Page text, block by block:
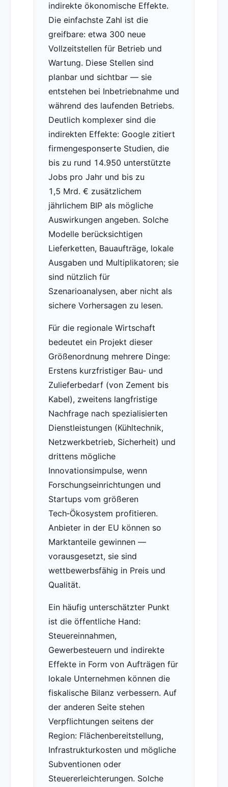
indirekte ökonomische Effekte.
Die einfachste Zahl ist die
greifbare: etwa 300 neue
Vollzeitstellen für Betrieb und
Wartung. Diese Stellen sind
planbar und sichtbar — sie
entstehen bei Inbetriebnahme und
während des laufenden Betriebs.
Deutlich komplexer sind die
indirekten Effekte: Google zitiert
firmengesponserte Studien, die
bis zu rund 14.950 unterstützte
Jobs pro Jahr und bis zu
1,5 Mrd. € zusätzlichem
jährlichem BIP als mögliche
Auswirkungen angeben. Solche
Modelle berücksichtigen
Lieferketten, Bauaufträge, lokale
Ausgaben und Multiplikatoren; sie
sind nützlich für
Szenarioanalysen, aber nicht als
sichere Vorhersagen zu lesen.
Für die regionale Wirtschaft
bedeutet ein Projekt dieser
Größenordnung mehrere Dinge:
Erstens kurzfristiger Bau‑ und
Zulieferbedarf (von Zement bis
Kabel), zweitens langfristige
Nachfrage nach spezialisierten
Dienstleistungen (Kühltechnik,
Netzwerkbetrieb, Sicherheit) und
drittens mögliche
Innovationsimpulse, wenn
Forschungseinrichtungen und
Startups vom größeren
Tech‑Ökosystem profitieren.
Anbieter in der EU können so
Marktanteile gewinnen —
vorausgesetzt, sie sind
wettbewerbsfähig in Preis und
Qualität.
Ein häufig unterschätzter Punkt
ist die öffentliche Hand:
Steuereinnahmen,
Gewerbesteuern und indirekte
Effekte in Form von Aufträgen für
lokale Unternehmen können die
fiskalische Bilanz verbessern. Auf
der anderen Seite stehen
Verpflichtungen seitens der
Region: Flächenbereitstellung,
Infrastrukturkosten und mögliche
Subventionen oder
Steuererleichterungen. Solche